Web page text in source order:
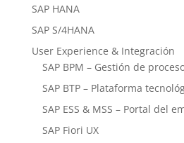
SAP HANA
SAP S/4HANA
User Experience & Integración
SAP BPM – Gestión de
SAP BTP – Plataforma
SAP ESS & MSS – Portal del
SAP Fiori UX